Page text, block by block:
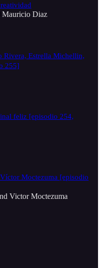
Mauricio Diaz
Rivera, Estrella Michellin,
255]
feliz [episodio 254,
Moctezuma [episodio
Victor Moctezuma